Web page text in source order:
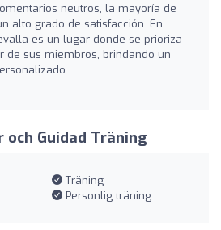
neutros, la mayoría de
alto grado de satisfacción. En
es un lugar donde se prioriza
de sus miembros, brindando un
och Guidad Träning
Träning
Personlig träning